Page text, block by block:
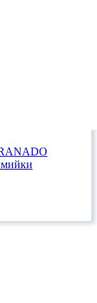
мийки